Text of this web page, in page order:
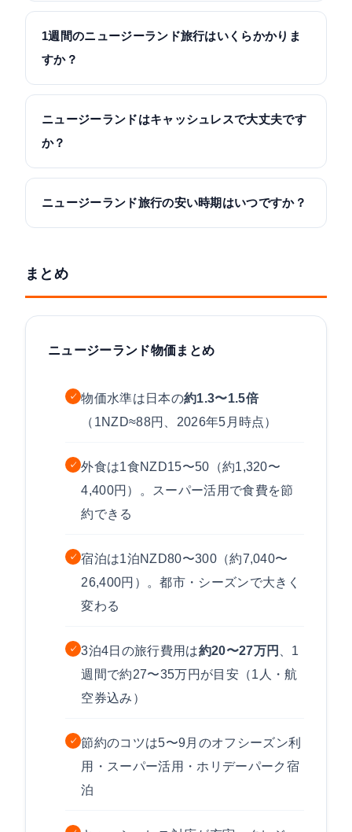
1週間のニュージーランド旅行はいくらかかりま
すか？
ニュージーランドはキャッシュレスで大丈夫です
か？
ニュージーランド旅行の安い時期はいつですか？
まとめ
ニュージーランド物価まとめ
✓ 物価水準は日本の約1.3〜1.5倍
（1NZD≈88円、2026年5月時点）
✓ 外食は1食NZD15〜50（約1,320〜
4,400円）。スーパー活用で食費を節
約できる
✓ 宿泊は1泊NZD80〜300（約7,040〜
26,400円）。都市・シーズンで大きく
変わる
✓ 3泊4日の旅行費用は約20〜27万円 、1
週間で約27〜35万円が目安（1人・航
空券込み）
✓ 節約のコツは5〜9月のオフシーズン利
用・スーパー活用・ホリデーパーク宿
泊